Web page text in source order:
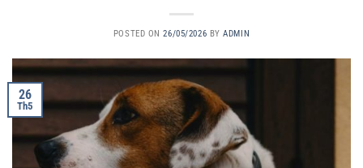
POSTED ON26/05/2026 BYADMIN
26
Th5